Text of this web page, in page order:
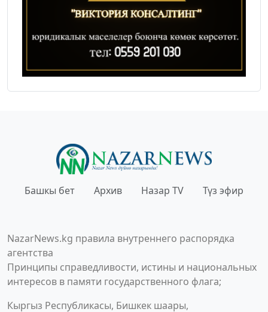
Башкы бет Архив Назар TV Түз эфир
NazarNews.kg правила внутреннего распорядка
агентства
Принципы справедливости, истины и национальных
интересов в памяти государственного флага;
Кыргыз Республикасы, Бишкек шаары,